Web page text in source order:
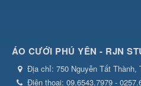
ÁO CƯỚI PHÚ YÊN - RJN
Địa chỉ: 750 Nguyễn Tất Thành,
Điện thoại: 09.6543.7979 -